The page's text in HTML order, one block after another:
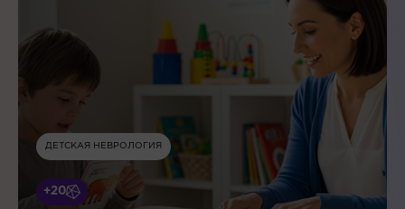
ДЕТСКАЯ НЕВРОЛОГИЯ
+20